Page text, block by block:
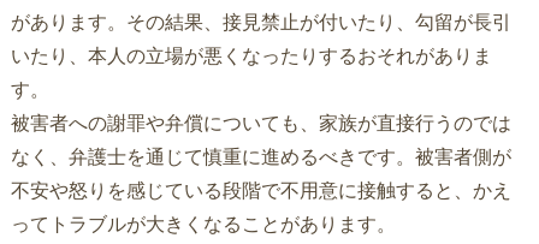
があります。その結果、接見禁止が付いたり、勾留が長引
いたり、本人の立場が悪くなったりするおそれがありま
す。
被害者への謝罪や弁償についても、家族が直接行うのでは
なく、弁護士を通じて慎重に進めるべきです。被害者側が
不安や怒りを感じている段階で不用意に接触すると、かえ
ってトラブルが大きくなることがあります。